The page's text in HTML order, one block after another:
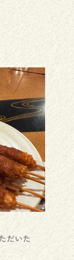
だいた